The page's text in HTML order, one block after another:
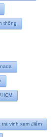
thông
vinh xem điểm